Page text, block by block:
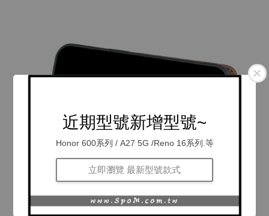
近期型號新增型號~
Honor 600系列 / A27 5G /Reno 16系列.等
立即瀏覽 最新型號款式